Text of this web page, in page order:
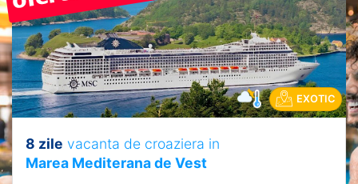
EXOTIC
8 zile vacanta de croaziera in
Marea Mediterana de Vest